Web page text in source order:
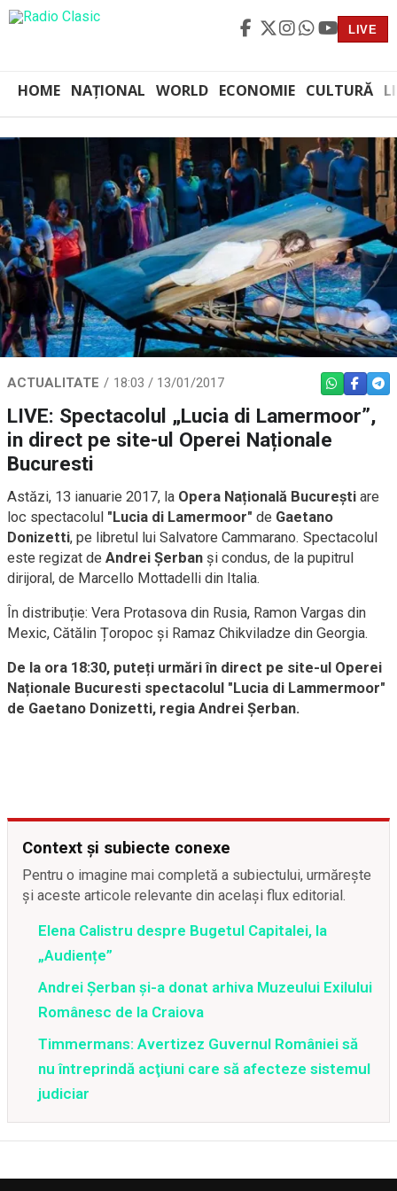
LIVE
HOME NAȚIONAL WORLD ECONOMIE CULTURĂ
ACTUALITATE 18:03 / 13/01/2017 WHATSAPP
LIVE: Spectacolul „Lucia di Lamermoor”,
in direct pe site-ul Operei Naționale
Bucuresti
Astăzi, 13 ianuarie 2017, la Opera Națională București are
loc spectacolul "Lucia di Lamermoor" de Gaetano
Donizetti, pe libretul lui Salvatore Cammarano. Spectacolul
este regizat de Andrei Șerban și condus, de la pupitrul
dirijoral, de Marcello Mottadelli din Italia.
În distribuție: Vera Protasova din Rusia, Ramon Vargas din
Mexic, Cătălin Țoropoc și Ramaz Chikviladze din Georgia.
De la ora 18:30, puteți urmări în direct pe site-ul Operei
Naționale Bucuresti spectacolul "Lucia di Lammermoor"
de Gaetano Donizetti, regia Andrei Şerban.
Context și subiecte conexe
Pentru o imagine mai completă a subiectului, urmărește
și aceste articole relevante din același flux editorial.
Elena Calistru despre Bugetul Capitalei, la
„Audiențe”
Andrei Şerban şi-a donat arhiva Muzeului Exilului
Românesc de la Craiova
Timmermans: Avertizez Guvernul României să
nu întreprindă acţiuni care să afecteze sistemul
judiciar